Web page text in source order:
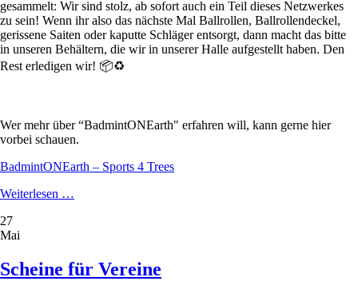
gesammelt: Wir sind stolz, ab sofort auch ein Teil dieses Netzwerkes
zu sein! Wenn ihr also das nächste Mal Ballrollen, Ballrollendeckel,
gerissene Saiten oder kaputte Schläger entsorgt, dann macht das bitte
in unseren Behältern, die wir in unserer Halle aufgestellt haben. Den
Rest erledigen wir! 📦♻️
Wer mehr über “BadmintONEarth" erfahren will, kann gerne hier
vorbei schauen.
BadmintONEarth – Sports 4 Trees
Weiterlesen …
BadmintONEarth
27
Mai
Scheine für Vereine